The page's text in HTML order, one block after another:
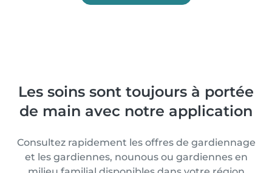
Les soins sont toujours à portée
de main avec notre application
Consultez rapidement les offres de gardiennage
et les gardiennes, nounous ou gardiennes en